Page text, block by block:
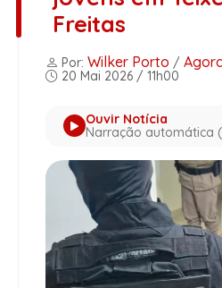
Freitas
Por: Wilker Porto /
20 Mai 2026 / 11h00
Ouvir Notícia
Narração automática